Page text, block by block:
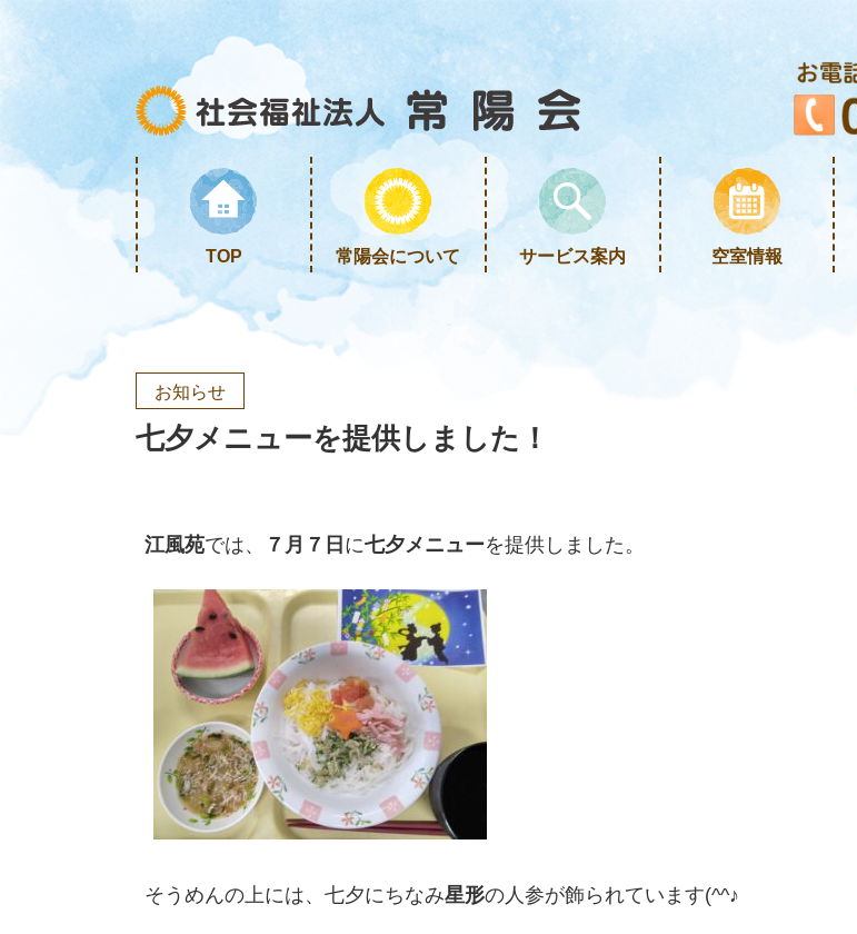
TOP 常陽会について サービス案内 空室情報
お知らせ
七夕メニューを提供しました！
江風苑では、 ７月７日 に七夕メニューを提供しました。
そうめんの上には、七夕にちなみ星形の人参が飾られています(^^♪